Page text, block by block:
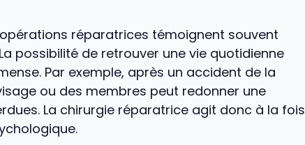
réparatrices témoignent souvent
possibilité de retrouver une vie quotidienne
Par exemple, après un accident de la
ou des membres peut redonner une
La chirurgie réparatrice agit donc à la fois